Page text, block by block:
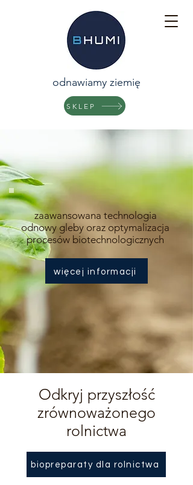
odnawiamy ziemię
SKLEP
zaawansowana technologia
odnowy gleby oraz optymalizacja
procesów biotechnologicznych
więcej informacji
Odkryj przyszłość
zrównoważonego
rolnictwa
biopreparaty dla rolnictwa